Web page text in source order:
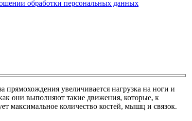
обработки персональных данных
увеличивается нагрузка на ноги и
они выполняют такие движения, которые, к
максимальное количество костей, мышц и связок.